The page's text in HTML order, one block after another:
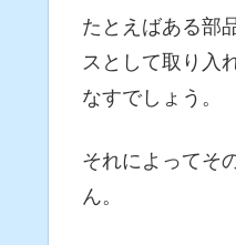
たとえばある部
スとして取り入
なすでしょう。
それによってそ
ん。